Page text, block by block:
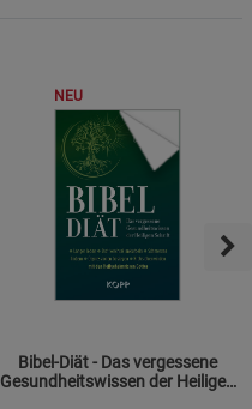
NEU
Bibel-Diät - Das vergessene
Gesundheitswissen der Heiligen